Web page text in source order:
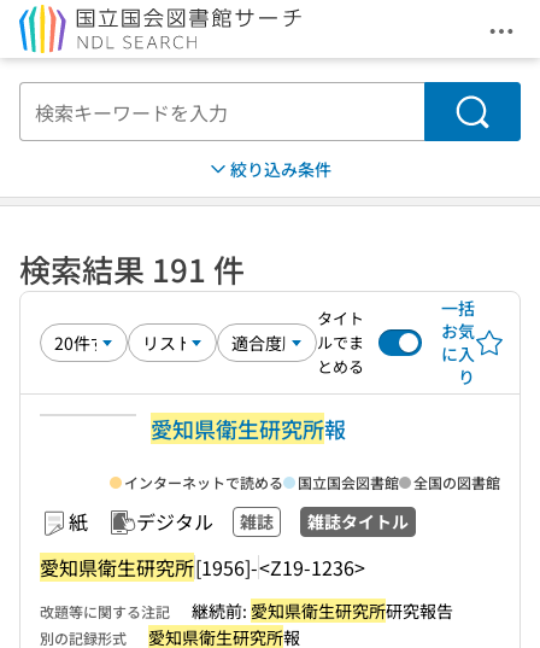
メ
検索
絞り込み条件
検索結果 191 件
タイト
ルでま
とめる
一括
お気
に入
り
愛知県衛生研究所報
紙 デジタル 雑誌 雑誌タイトル
愛知県衛生研究所[1956]-<Z19-1236>
インターネットで読める 国立国会図書館 全国の図書館
改題等に関する注記 継続前: 愛知県衛生研究所研究報告
別の記録形式 愛知県衛生研究所報